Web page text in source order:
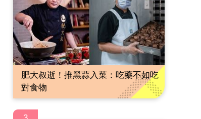
肥大叔逝！推黑蒜入菜：吃藥不如吃
對食物